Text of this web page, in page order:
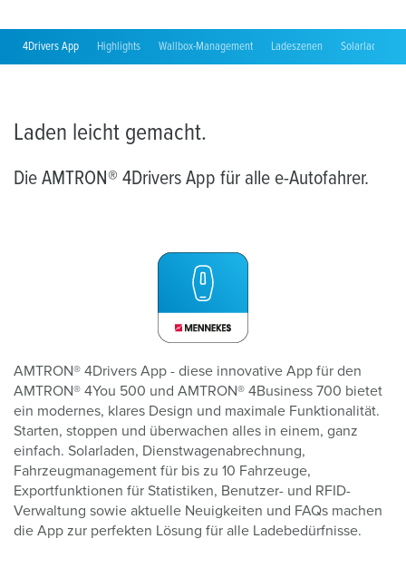
4Drivers App Highlights Wallbox-Management Ladeszenen Solarladen
Laden leicht gemacht.
Die AMTRON® 4Drivers App für alle e-Autofahrer.
AMTRON® 4Drivers App - diese innovative App für den
AMTRON® 4You 500 und AMTRON® 4Business 700 bietet
ein modernes, klares Design und maximale Funktionalität.
Starten, stoppen und überwachen alles in einem, ganz
einfach. Solarladen, Dienstwagenabrechnung,
Fahrzeugmanagement für bis zu 10 Fahrzeuge,
Exportfunktionen für Statistiken, Benutzer- und RFID-
Verwaltung sowie aktuelle Neuigkeiten und FAQs machen
die App zur perfekten Lösung für alle Ladebedürfnisse.